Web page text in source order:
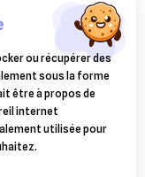
MASTER
trap horse
1,5 l
ou récupérer des
sous la forme
être à propos de
internet
utilisée pour